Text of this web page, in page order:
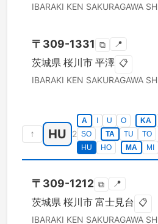
IBARAKI KEN SAKURAGAWA
〒 309-1331 ⧉ 📍
茨城県 桜川市 平澤 📋
IBARAKI KEN SAKURAGAWA
↑ HU 2
A U O KA
SO
TA TU TO
HU
HO MA MI
〒 309-1212 ⧉ 📍
茨城県 桜川市 富士見台 📋
IBARAKI KEN SAKURAGAWA